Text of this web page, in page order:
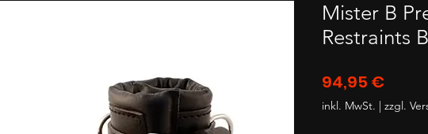
Mister B
Restraints
94,95 €
inkl. MwSt. | zzgl.